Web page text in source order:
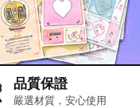
品質保證
嚴選材質，安心使用